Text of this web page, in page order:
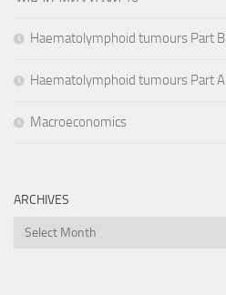
Haematolymphoid tumours Part B
Haematolymphoid tumours Part A
Macroeconomics
ARCHIVES
Archives